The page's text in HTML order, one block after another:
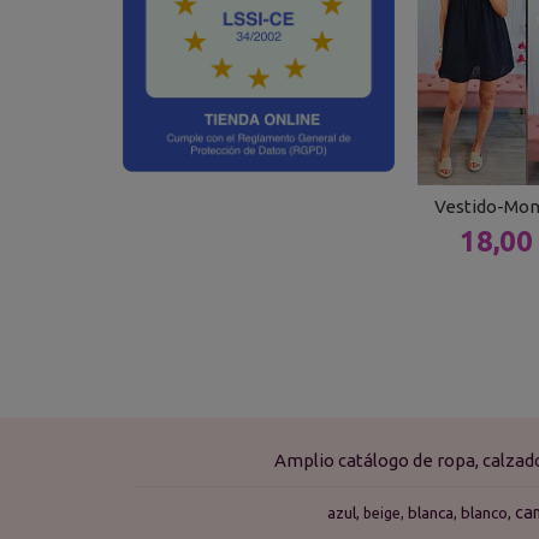
Vestido-
Amplio catálogo de ropa,
azul beige blanca blanco